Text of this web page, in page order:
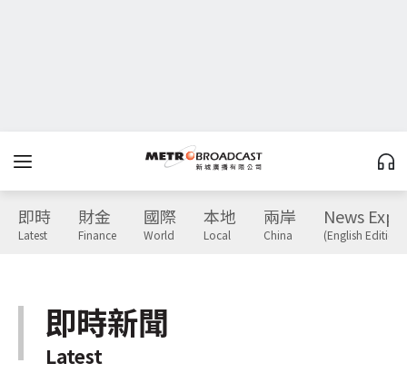
即時
Latest
財金
Finance
國際
World
本地
Local
兩岸
China
News
(English Edition)
即時新聞
Latest